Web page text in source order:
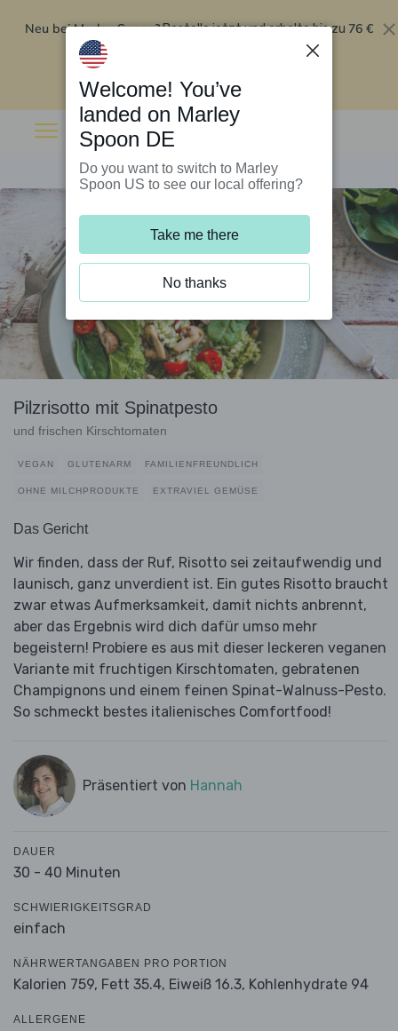
Neu bei Marley Spoon?Bestelle jetzt und erhalte bis zu 76 €
Rabatt auf deine ersten fünf Boxen
Pilzrisotto mit Spinatpesto
und frischen Kirschtomaten
VEGAN GLUTENARM FAMILIENFREUNDLICH
OHNE MILCHPRODUKTE EXTRAVIEL GEMÜSE
Das Gericht
Wir finden, dass der Ruf, Risotto sei zeitaufwendig und
launisch, ganz unverdient ist. Ein gutes Risotto braucht
zwar etwas Aufmerksamkeit, damit nichts anbrennt,
aber das Ergebnis wird dich dafür umso mehr
begeistern! Probiere es aus mit dieser leckeren veganen
Variante mit fruchtigen Kirschtomaten, gebratenen
Champignons und einem feinen Spinat-Walnuss-Pesto.
So schmeckt bestes italienisches Comfortfood!
Präsentiert von Hannah
DAUER
30 - 40 Minuten
SCHWIERIGKEITSGRAD
einfach
NÄHRWERTANGABEN PRO PORTION
Kalorien 759, Fett 35.4, Eiweiß 16.3, Kohlenhydrate 94
ALLERGENE
Welcome! You’ve
landed on Marley
Spoon DE
Do you want to switch to Marley
Spoon US to see our local offering?
Take me there
No thanks